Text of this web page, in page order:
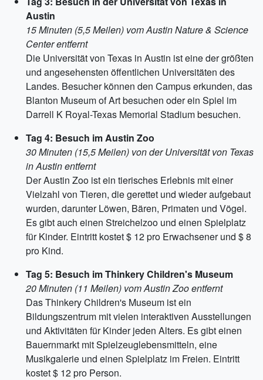
Austin
15 Minuten (5,5 Meilen) vom Austin Nature & Science
Center entfernt
Die Universität von Texas in Austin ist eine der größten
und angesehensten öffentlichen Universitäten des
Landes. Besucher können den Campus erkunden, das
Blanton Museum of Art besuchen oder ein Spiel im
Darrell K Royal-Texas Memorial Stadium besuchen.
Tag 4: Besuch im Austin Zoo
30 Minuten (15,5 Meilen) von der Universität von Texas
in Austin entfernt
Der Austin Zoo ist ein tierisches Erlebnis mit einer
Vielzahl von Tieren, die gerettet und wieder aufgebaut
wurden, darunter Löwen, Bären, Primaten und Vögel.
Es gibt auch einen Streichelzoo und einen Spielplatz
für Kinder. Eintritt kostet $ 12 pro Erwachsener und $ 8
pro Kind.
Tag 5: Besuch im Thinkery Children's Museum
20 Minuten (11 Meilen) vom Austin Zoo entfernt
Das Thinkery Children's Museum ist ein
Bildungszentrum mit vielen interaktiven Ausstellungen
und Aktivitäten für Kinder jeden Alters. Es gibt einen
Bauernmarkt mit Spielzeuglebensmitteln, eine
Musikgalerie und einen Spielplatz im Freien. Eintritt
kostet $ 12 pro Person.